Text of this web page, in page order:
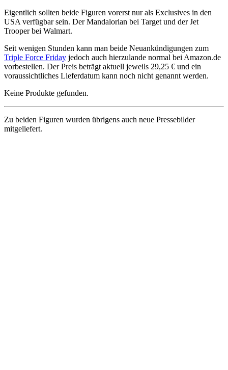
Eigentlich sollten beide Figuren vorerst nur als Exclusives in den
USA verfügbar sein. Der Mandalorian bei Target und der Jet
Trooper bei Walmart.
Seit wenigen Stunden kann man beide Neuankündigungen zum
Triple Force Friday jedoch auch hierzulande normal bei Amazon.de
vorbestellen. Der Preis beträgt aktuell jeweils 29,25 € und ein
voraussichtliches Lieferdatum kann noch nicht genannt werden.
Keine Produkte gefunden.
Zu beiden Figuren wurden übrigens auch neue Pressebilder
mitgeliefert.